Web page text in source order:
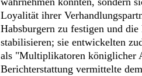
Loyalität ihrer
Habsburgern zu festigen und
stabilisieren; sie entwickelten
als "Multiplikatoren königlicher
Berichterstattung vermittelte